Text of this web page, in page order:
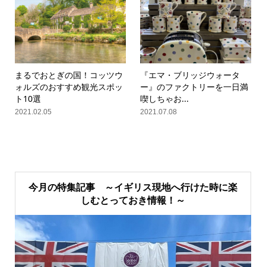
まるでおとぎの国！コッツウ
ォルズのおすすめ観光スポッ
ト10選
2021.02.05
『エマ・ブリッジウォータ
ー』のファクトリーを一日満
喫しちゃお...
2021.07.08
今月の特集記事 ～イギリス現地へ行けた時に楽
しむとっておき情報！～